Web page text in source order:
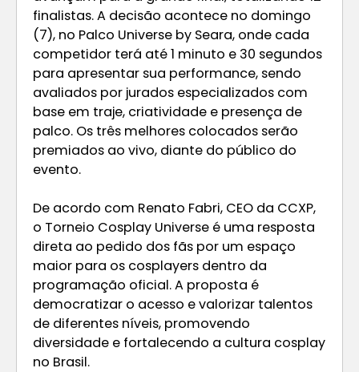
finalistas. A decisão acontece no domingo
(7), no Palco Universe by Seara, onde cada
competidor terá até 1 minuto e 30 segundos
para apresentar sua performance, sendo
avaliados por jurados especializados com
base em traje, criatividade e presença de
palco. Os três melhores colocados serão
premiados ao vivo, diante do público do
evento.
De acordo com Renato Fabri, CEO da CCXP,
o Torneio Cosplay Universe é uma resposta
direta ao pedido dos fãs por um espaço
maior para os cosplayers dentro da
programação oficial. A proposta é
democratizar o acesso e valorizar talentos
de diferentes níveis, promovendo
diversidade e fortalecendo a cultura cosplay
no Brasil.